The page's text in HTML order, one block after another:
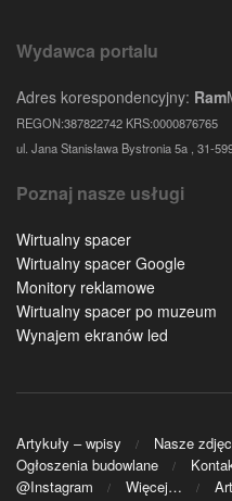
Wydawca portalu
Adres korespondencyjny: Ram
REGON:387822742 KRS:0000876765
ul. Jana Stanisława Bystronia 5a , 31-
Poznaj nasze usługi
Wirtualny spacer
Wirtualny spacer Google
Monitory reklamowe
Wirtualny spacer po muzeum
Wynajem ekranów led
Artykuły – wpisy Nasze
Ogłoszenia budowlane
@Instagram
Więcej…